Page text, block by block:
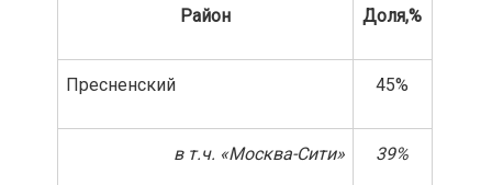
Район Доля,%
Пресненский 45%
в т.ч. «Москва-Сити» 39%